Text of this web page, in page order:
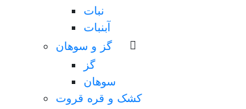
نبات
آبنبات
گز و سوهان
گز
سوهان
کشک و قره قروت